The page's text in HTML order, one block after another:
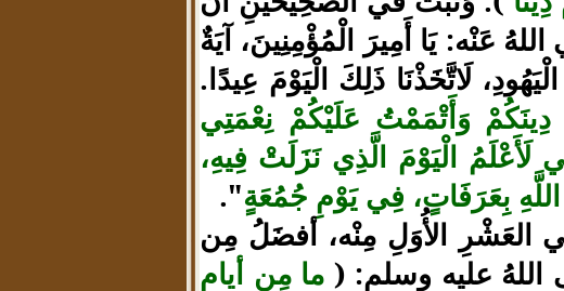
عَنْه: يَا أَمِيرَ الْمُؤْمِنِينَ، آيَةٌ
لَاتَّخَذْنَا ذَلِكَ الْيَوْمَ عِيدًا.
دِينَكُمْ وَأَتْمَمْتُ عَلَيْكُمْ نِعْمَتِي
لَأَعْلَمُ الْيَوْمَ الَّذِي نَزَلَتْ فِيهِ،
بِعَرَفَاتٍ، فِي يَوْمِ جُمُعَةٍ".
العَشْرِ الأُوَلِ مِنْه، أفضَلُ مِن
اللهُ عليه وسلم: ( ما مِن أيامٍ